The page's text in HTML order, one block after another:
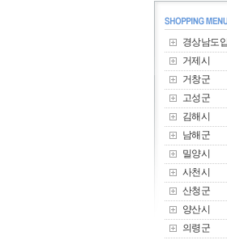
경상남도
거제시
거창군
고성군
김해시
남해군
밀양시
사천시
산청군
양산시
의령군